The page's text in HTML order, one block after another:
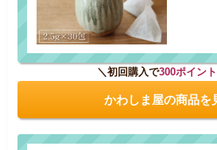
＼初回購入で300ポイント
かわしま屋の商品を